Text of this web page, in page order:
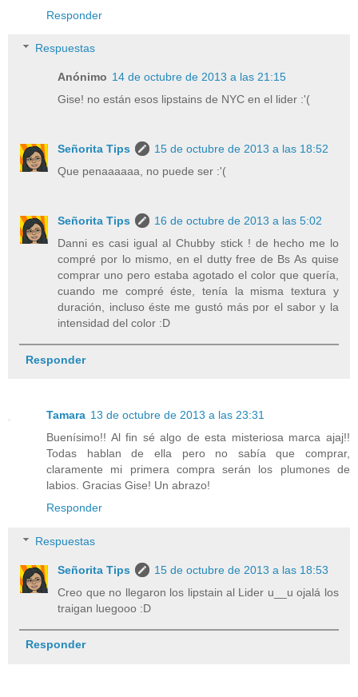
Responder
Respuestas
Anónimo 14 de octubre de 2013 a las 21:15
Gise! no están esos lipstains de NYC en el lider :'(
Señorita Tips
15 de octubre de 2013 a las 18:52
Que penaaaaaa, no puede ser :'(
Señorita Tips
16 de octubre de 2013 a las 5:02
Danni es casi igual al Chubby stick ! de hecho me lo
compré por lo mismo, en el dutty free de Bs As quise
comprar uno pero estaba agotado el color que quería,
cuando me compré éste, tenía la misma textura y
duración, incluso éste me gustó más por el sabor y la
intensidad del color :D
Responder
Tamara 13 de octubre de 2013 a las 23:31
Buenísimo!! Al fin sé algo de esta misteriosa marca ajaj!!
Todas hablan de ella pero no sabía que comprar,
claramente mi primera compra serán los plumones de
labios. Gracias Gise! Un abrazo!
Responder
Respuestas
Señorita Tips
15 de octubre de 2013 a las 18:53
Creo que no llegaron los lipstain al Lider u__u ojalá los
traigan luegooo :D
Responder